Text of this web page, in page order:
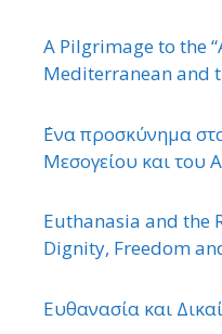
A Pilgrimage to the
Mediterranean and
΄Ενα προσκύνημα
Μεσογείου και του
Euthanasia and the
Dignity, Freedom
Ευθανασία και